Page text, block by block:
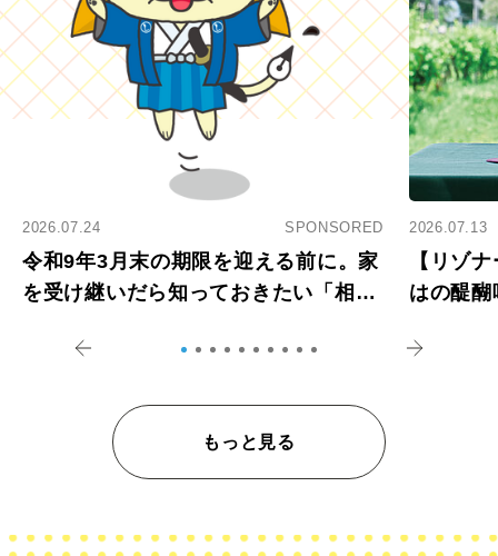
2026.07.24 SPONSORED
令和9年3月末の期限を迎える前に。家
を受け継いだら知っておきたい「相続
2026.07.13
【リゾ
はの醍
もっと見る